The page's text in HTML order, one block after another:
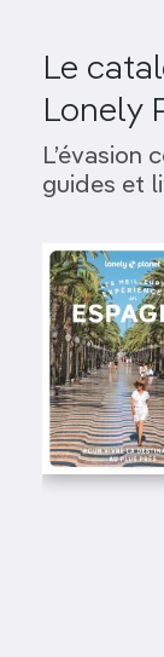
Le
Lonely
L’évasion
guides et